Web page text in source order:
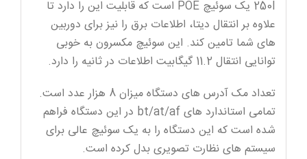
250I یک سوئیچ POE است که قابلیت این را دارد تا
علاوه بر انتقال دیتا، اطلاعات برق را نیز برای دوربین
های شما تامین کند. این سوئیچ مکسرون به خوبی
توانایی انتقال 11.2 گیگابیت اطلاعات در ثانیه را دارد.
تعداد مک آدرس های دستگاه میزان 8 هزار عدد است.
تمامی استاندارد های bt/at/af در این دستگاه فراهم
شده است که این دستگاه را به یک سوئیچ عالی برای
سیستم های نظارت تصویری بدل کرده است.